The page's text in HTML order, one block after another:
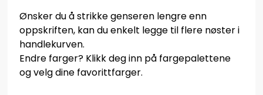
Ønsker du å strikke genseren lengre enn
oppskriften, kan du enkelt legge til flere nøster i
handlekurven.
Endre farger? Klikk deg inn på fargepalettene
og velg dine favorittfarger.